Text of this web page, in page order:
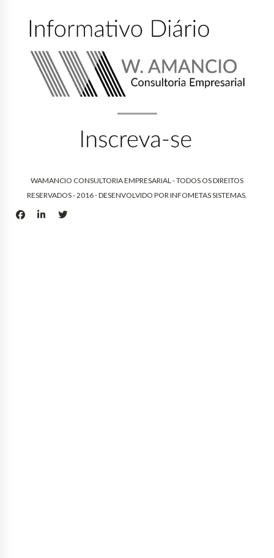
WAMANCIO CONSULTORIA EMPRESARIAL - TODOS OS DIREITOS
RESERVADOS - 2016 - DESENVOLVIDO POR INFOMETAS SISTEMAS